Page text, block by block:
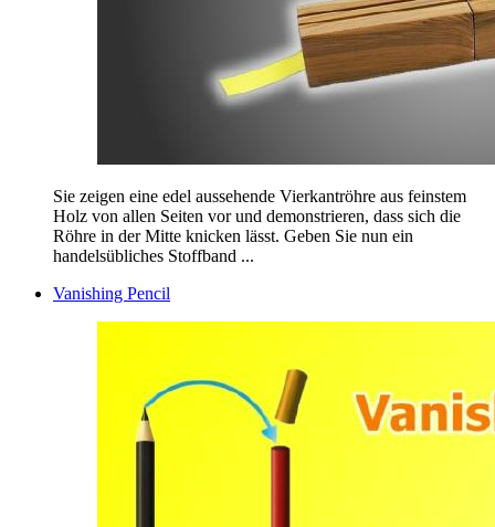
Sie zeigen eine edel aussehende Vierkantröhre aus feinstem
Holz von allen Seiten vor und demonstrieren, dass sich die
Röhre in der Mitte knicken lässt. Geben Sie nun ein
handelsübliches Stoffband ...
Vanishing Pencil